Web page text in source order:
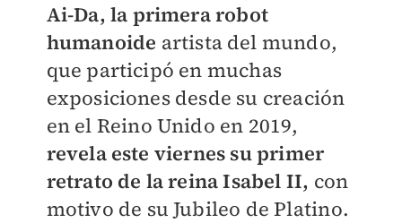
Ai-Da, la primera robot
humanoide artista del mundo,
que participó en muchas
exposiciones desde su creación
en el Reino Unido en 2019,
revela este viernes su primer
retrato de la reina Isabel II, con
motivo de su Jubileo de Platino.